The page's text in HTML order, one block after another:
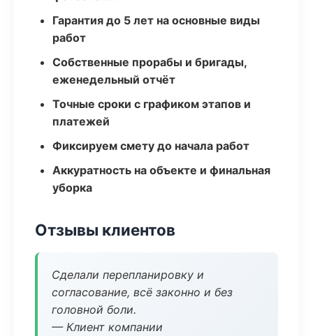
Гарантия до 5 лет на основные виды
работ
Собственные прорабы и бригады,
еженедельный отчёт
Точные сроки с графиком этапов и
платежей
Фиксируем смету до начала работ
Аккуратность на объекте и финальная
уборка
Отзывы клиентов
Сделали перепланировку и
согласование, всё законно и без
головной боли.
— Клиент компании